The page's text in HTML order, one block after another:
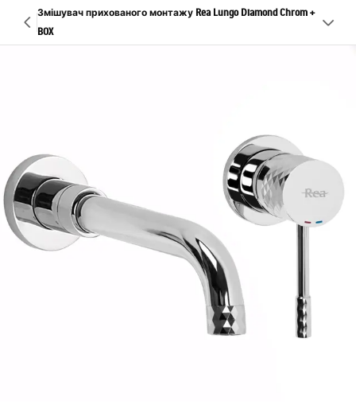
Змішувач прихованого монтажу Rea Lungo Diamond Chrom +
BOX